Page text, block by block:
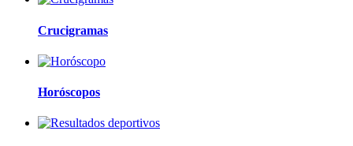
Crucigramas
Horóscopos